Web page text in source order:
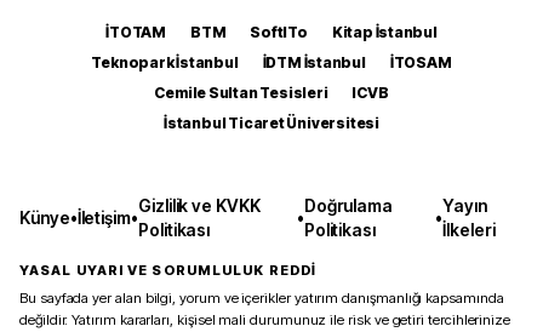
İTOTAM BTM SoftITo
Kitap İstanbul
Teknopark İstanbul
İDTM İstanbul
İTOSAM
Cemile Sultan Tesisleri
ICVB
İstanbul Ticaret Üniversitesi
Künye•İletişim•
Gizlilik ve KVKK
Politikası
•
Doğrulama
Politikası
•
Yayın
İlkeleri
YASAL UYARI VE SORUMLULUK REDDİ
Bu sayfada yer alan bilgi, yorum ve içerikler yatırım danışmanlığı kapsamında
değildir. Yatırım kararları, kişisel mali durumunuz ile risk ve getiri tercihlerinize